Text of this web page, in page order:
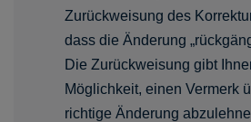
Zurückweisung des
dass die Änderung
Die Zurückweisung gibt
Möglichkeit, einen Vermerk
richtige Änderung